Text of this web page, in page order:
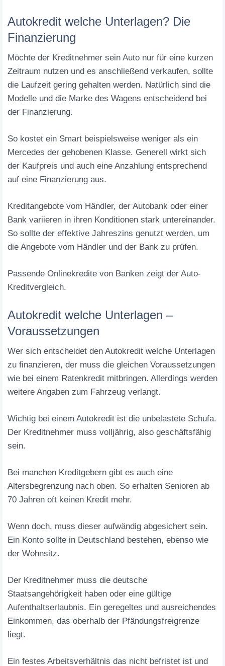
Autokredit welche Unterlagen? Die
Finanzierung
Möchte der Kreditnehmer sein Auto nur für eine kurzen
Zeitraum nutzen und es anschließend verkaufen, sollte
die Laufzeit gering gehalten werden. Natürlich sind die
Modelle und die Marke des Wagens entscheidend bei
der Finanzierung.
So kostet ein Smart beispielsweise weniger als ein
Mercedes der gehobenen Klasse. Generell wirkt sich
der Kaufpreis und auch eine Anzahlung entsprechend
auf eine Finanzierung aus.
Kreditangebote vom Händler, der Autobank oder einer
Bank variieren in ihren Konditionen stark untereinander.
So sollte der effektive Jahreszins genutzt werden, um
die Angebote vom Händler und der Bank zu prüfen.
Passende Onlinekredite von Banken zeigt der Auto-
Kreditvergleich.
Autokredit welche Unterlagen –
Voraussetzungen
Wer sich entscheidet den Autokredit welche Unterlagen
zu finanzieren, der muss die gleichen Voraussetzungen
wie bei einem Ratenkredit mitbringen. Allerdings werden
weitere Angaben zum Fahrzeug verlangt.
Wichtig bei einem Autokredit ist die unbelastete Schufa.
Der Kreditnehmer muss volljährig, also geschäftsfähig
sein.
Bei manchen Kreditgebern gibt es auch eine
Altersbegrenzung nach oben. So erhalten Senioren ab
70 Jahren oft keinen Kredit mehr.
Wenn doch, muss dieser aufwändig abgesichert sein.
Ein Konto sollte in Deutschland bestehen, ebenso wie
der Wohnsitz.
Der Kreditnehmer muss die deutsche
Staatsangehörigkeit haben oder eine gültige
Aufenthaltserlaubnis. Ein geregeltes und ausreichendes
Einkommen, das oberhalb der Pfändungsfreigrenze
liegt.
Ein festes Arbeitsverhältnis das nicht befristet ist und